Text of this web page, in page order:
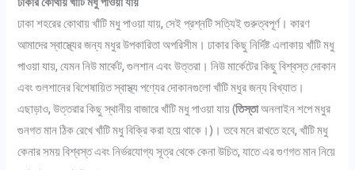
ঢাকা শহরের কোথায় খাঁটি মধু পাওয়া যায়, সেই প্রশ্নটি সত্যিই গুরুত্বপূর্ণ। কারণ
আমাদের স্বাস্থ্যের জন্য মধুর উপকারিতা অপরিসীম। ঢাকার কিছু নির্দিষ্ট এলাকায় খাঁটি মধু
পাওয়া যায়, যেমন নিউ মার্কেট, গুলশান এবং উত্তরা। নিউ মার্কেটের কিছু বিশ্বস্ত দোকান
এবং গুলশানের বিশেষায়িত স্বাস্থ্য পণ্যের দোকানগুলো খাঁটি মধুর জন্য বিখ্যাত।
এছাড়াও, উত্তরার কিছু স্থানীয় বাজারে খাঁটি মধু পাওয়া যায় (তিস্তাঅনলাইন শপে মধুর
গুনগত মান ঠিক রেখে খাঁটি মধু বিক্রি করা হয়ে থাকে।)। তবে মনে রাখতে হবে, খাঁটি মধু
কেনার সময় বিশ্বস্ত এবং নির্ভরযোগ্য সূত্র থেকে কেনা উচিত, যাতে এর গুণগত মান নিয়ে